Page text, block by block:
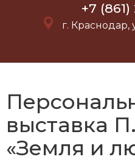
+7 (861)
г. Краснодар,
выставка
«Земля и